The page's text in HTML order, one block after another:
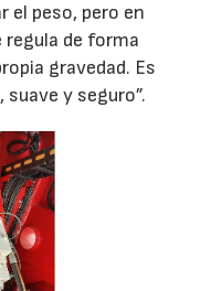
el peso, pero en
de forma
gravedad. Es
y seguro”.